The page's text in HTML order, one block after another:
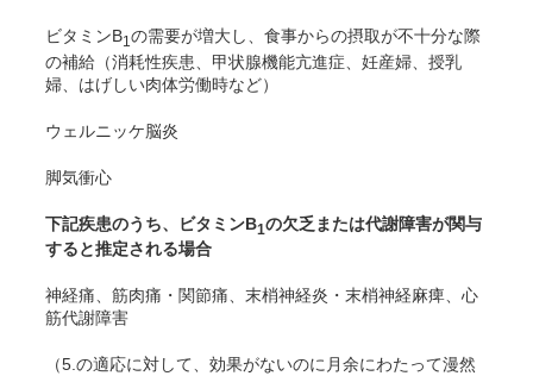
ビタミンB1 の需要が増大し、食事からの摂取が不十分な際
の補給（消耗性疾患、甲状腺機能亢進症、妊産婦、授乳
婦、はげしい肉体労働時など）
ウェルニッケ脳炎
脚気衝心
下記疾患のうち、ビタミンB1の欠乏または代謝障害が関与
すると推定される場合
神経痛、筋肉痛・関節痛、末梢神経炎・末梢神経麻痺、心
筋代謝障害
（5.の適応に対して、効果がないのに月余にわたって漫然